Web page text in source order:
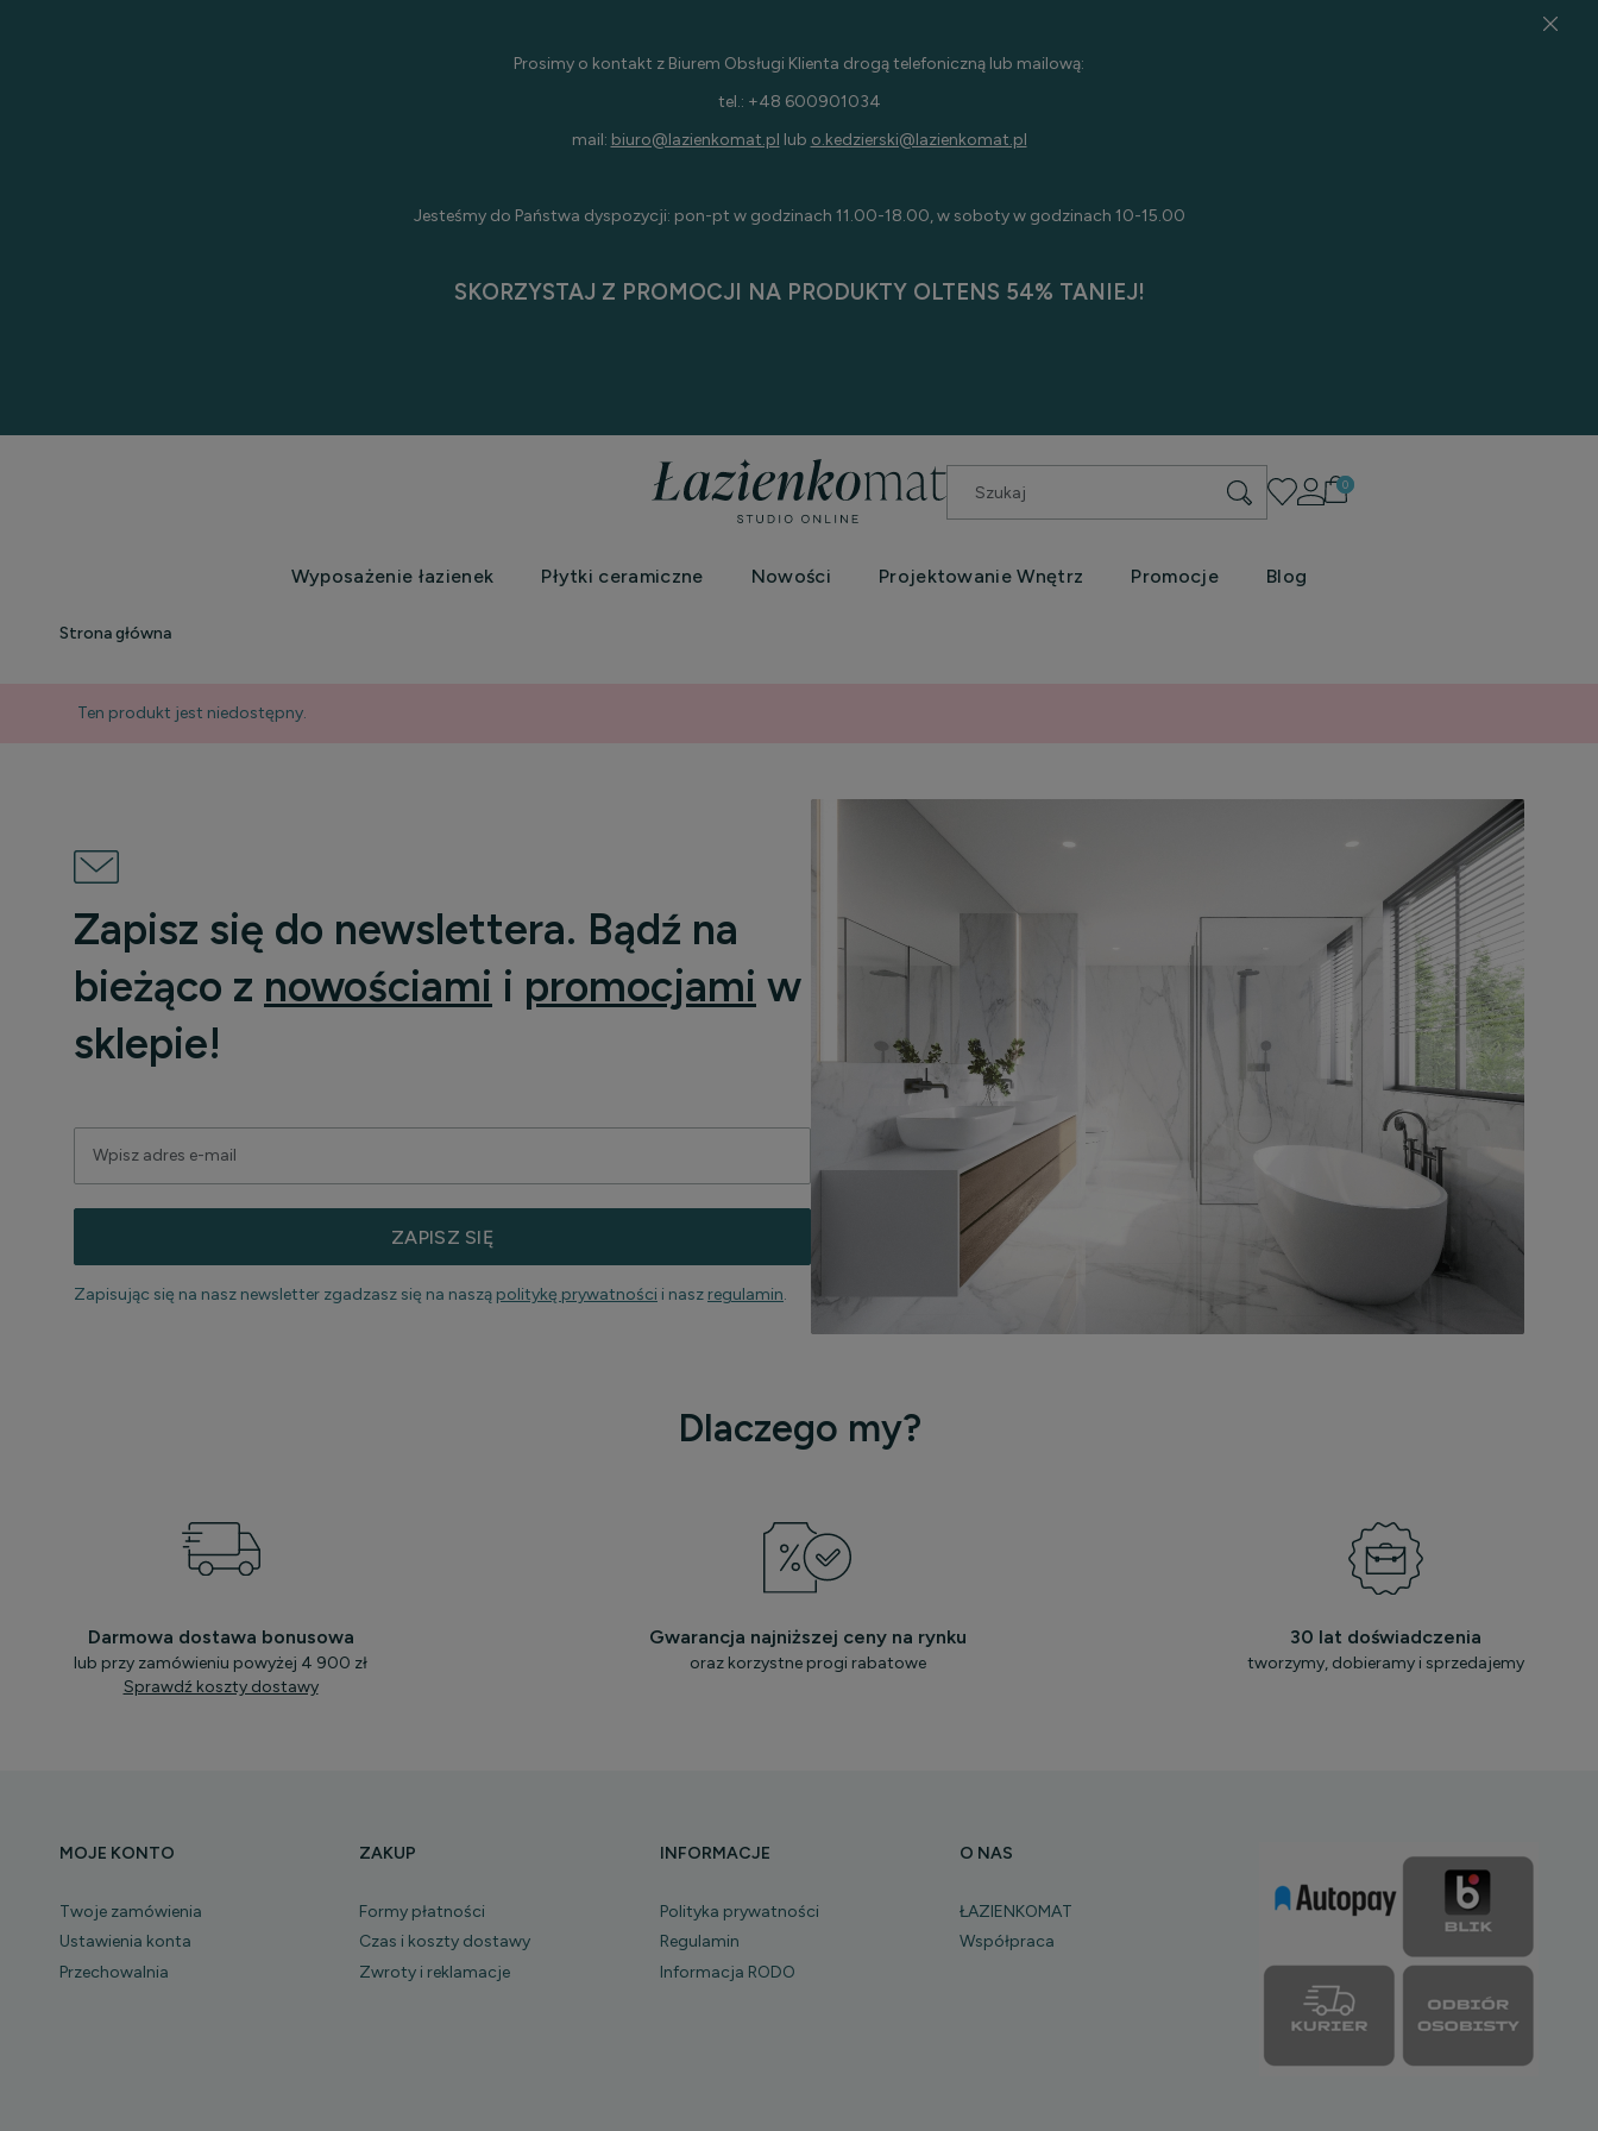
Prosimy o kontakt z Biurem Obsługi Klienta drogą telefoniczną lub mailową:
tel.: +48 600901034
mail: biuro@lazienkomat.pl lub o.kedzierski@lazienkomat.pl
Jesteśmy do Państwa dyspozycji: pon-pt w godzinach 11.00-18.00, w soboty w godzinach 10-15.00
SKORZYSTAJ Z PROMOCJI NA PRODUKTY OLTENS 54% TANIEJ!
Wyposażenie łazienek Płytki ceramiczne Nowości Projektowanie Wnętrz Promocje Blog
Strona główna
Ten produkt jest niedostępny.
Zapisz się do newslettera. Bądź na
bieżąco z nowościami i promocjami w
sklepie!
ZAPISZ SIĘ
Zapisując się na nasz newsletter zgadzasz się na naszą politykę prywatności i nasz regulamin.
Dlaczego my?
Darmowa dostawa bonusowa
lub przy zamówieniu powyżej 4 900 zł
Sprawdź koszty dostawy
Gwarancja najniższej ceny na rynku
oraz korzystne progi rabatowe
30 lat doświadczenia
tworzymy, dobieramy i sprzedajemy
MOJE KONTO
Twoje zamówienia
Ustawienia konta
Przechowalnia
ZAKUP
Formy płatności
Czas i koszty dostawy
Zwroty i reklamacje
INFORMACJE
Polityka prywatności
Regulamin
Informacja RODO
O NAS
ŁAZIENKOMAT
Współpraca